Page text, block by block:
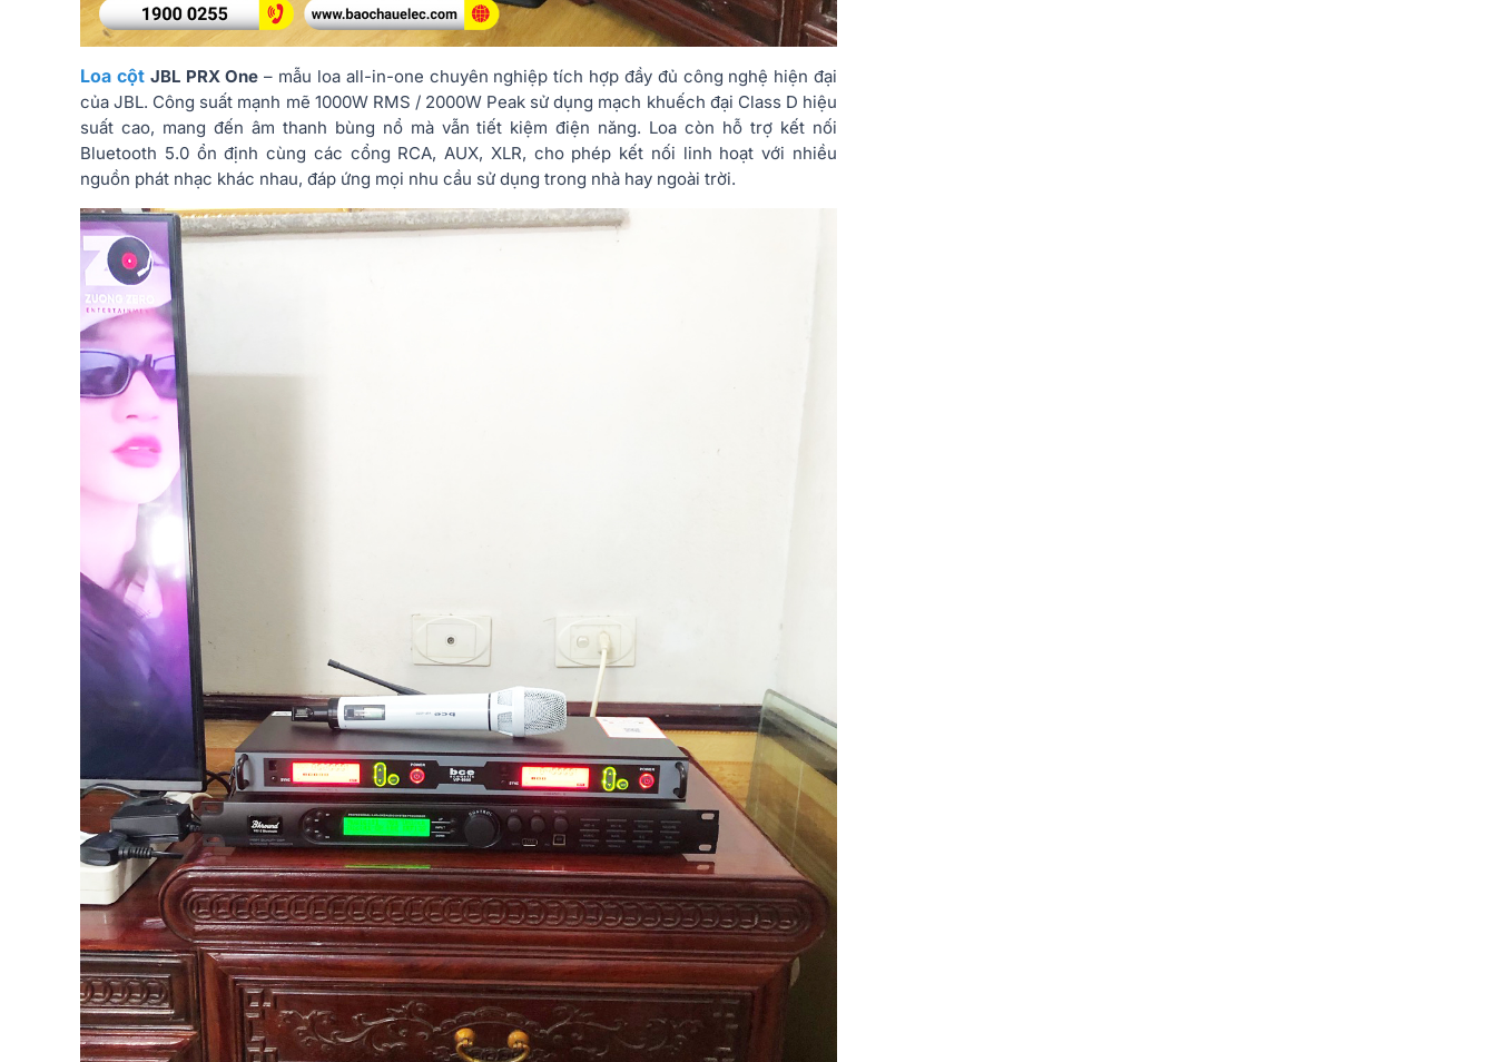
Loa cộtJBL PRX One – mẫu loa all-in-one chuyên nghiệp tích hợp đầy đủ công nghệ hiện đại
của JBL. Công suất mạnh mẽ 1000W RMS / 2000W Peak sử dụng mạch khuếch đại Class D hiệu
suất cao, mang đến âm thanh bùng nổ mà vẫn tiết kiệm điện năng. Loa còn hỗ trợ kết nối
Bluetooth 5.0 ổn định cùng các cổng RCA, AUX, XLR, cho phép kết nối linh hoạt với nhiều
nguồn phát nhạc khác nhau, đáp ứng mọi nhu cầu sử dụng trong nhà hay ngoài trời.